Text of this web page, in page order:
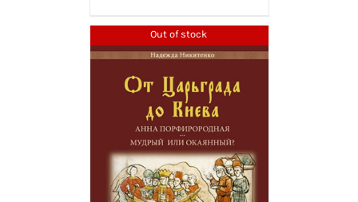
Out of stock